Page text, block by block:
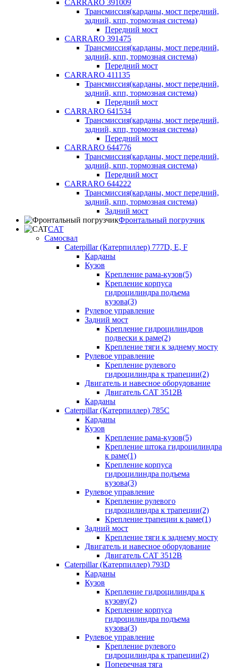
CARRARO 391009
Трансмиссия(карданы, мост передний,
задний, кпп, тормозная система)
Передний мост
CARRARO 391475
Трансмиссия(карданы, мост передний,
задний, кпп, тормозная система)
Передний мост
CARRARO 411135
Трансмиссия(карданы, мост передний,
задний, кпп, тормозная система)
Передний мост
CARRARO 641534
Трансмиссия(карданы, мост передний,
задний, кпп, тормозная система)
Передний мост
CARRARO 644776
Трансмиссия(карданы, мост передний,
задний, кпп, тормозная система)
Передний мост
CARRARO 644222
Трансмиссия(карданы, мост передний,
задний, кпп, тормозная система)
Задний мост
Фронтальный погрузчик
CAT
Самосвал
Caterpillar (Катерпиллер) 777D, E, F
Карданы
Кузов
Крепление рама-кузов(5)
Крепление корпуса
гидроцилиндра подъема
кузова(3)
Рулевое управление
Задний мост
Крепление гидроцилиндров
подвески к раме(2)
Крепление тяги к заднему мосту
Рулевое управление
Крепление рулевого
гидроцилиндра к трапеции(2)
Двигатель и навесное оборудование
Двигатель CAT 3512B
Карданы
Caterpillar (Катерпиллер) 785C
Карданы
Кузов
Крепление рама-кузов(5)
Крепление штока гидроцилиндра
к раме(1)
Крепление корпуса
гидроцилиндра подъема
кузова(3)
Рулевое управление
Крепление рулевого
гидроцилиндра к трапеции(2)
Крепление трапеции к раме(1)
Задний мост
Крепление тяги к заднему мосту
Двигатель и навесное оборудование
Двигатель CAT 3512B
Caterpillar (Катерпиллер) 793D
Карданы
Кузов
Крепление гидроцилиндра к
кузову(2)
Крепление корпуса
гидроцилиндра подъема
кузова(3)
Рулевое управление
Крепление рулевого
гидроцилиндра к трапеции(2)
Поперечная тяга